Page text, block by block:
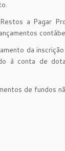
a Pagar
da
à conta de
de fundos